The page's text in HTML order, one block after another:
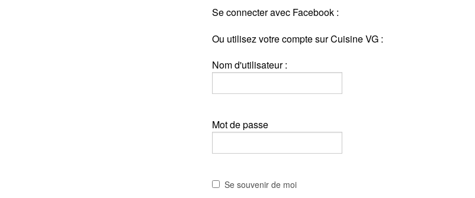
Se connecter avec Facebook :
Ou utilisez votre compte sur Cuisine VG :
Nom d'utilisateur :
Mot de passe
Se souvenir de moi